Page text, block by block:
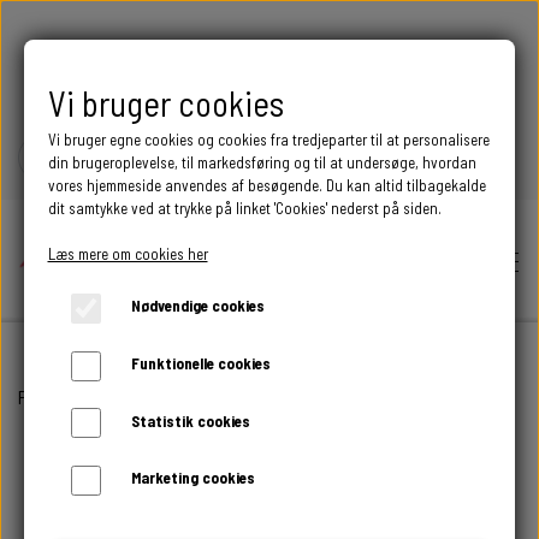
Shop
Forside
Vi bruger cookies
Vi bruger egne cookies og cookies fra tredjeparter til at personalisere
din brugeroplevelse, til markedsføring og til at undersøge, hvordan
vores hjemmeside anvendes af besøgende. Du kan altid tilbagekalde
dit samtykke ved at trykke på linket 'Cookies' nederst på siden.
Læs mere om cookies her
Nødvendige cookies
Funktionelle cookies
Statistik cookies
Marketing cookies